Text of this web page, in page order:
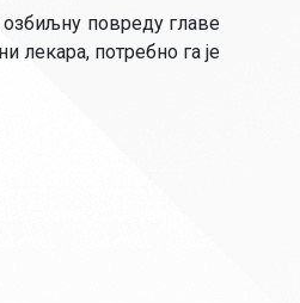
повреду главе
лекара, потребно га је